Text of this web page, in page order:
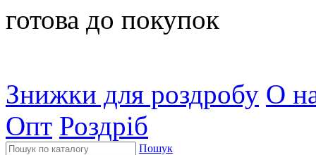
готова до покупок
Знижки для роздробу О
Опт Роздріб
Пошук